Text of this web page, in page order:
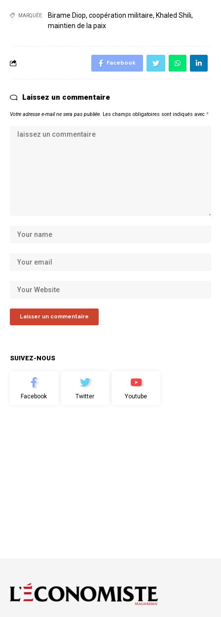
MARQUÉE: Birame Diop, coopération militaire, Khaled Shili,
maintien de la paix
Facebook
Laissez un commentaire
Votre adresse e-mail ne sera pas publiée. Les champs obligatoires sont indiqués avec *
SUIVEZ-NOUS
Facebook Twitter Youtube